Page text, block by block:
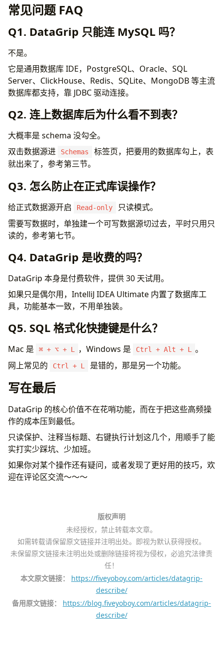
常见问题 FAQ
Q1. DataGrip 只能连 MySQL 吗？
不是。
它是通用数据库 IDE，PostgreSQL、Oracle、SQL
Server、ClickHouse、Redis、SQLite、MongoDB 等主流
数据库都支持，靠 JDBC 驱动连接。
Q2. 连上数据库后为什么看不到表？
大概率是 schema 没勾全。
双击数据源进
Schemas
标签页，把要用的数据库勾上，表
就出来了，参考第三节。
Q3. 怎么防止在正式库误操作？
给正式数据源开启 Read-only
只读模式。
需要写数据时，单独建一个可写数据源切过去，平时只用只
读的，参考第七节。
Q4. DataGrip 是收费的吗？
DataGrip 本身是付费软件，提供 30 天试用。
如果只是偶尔用，IntelliJ IDEA Ultimate 内置了数据库工
具，功能基本一致，不用单独装。
Q5. SQL 格式化快捷键是什么？
Mac 是 ⌘ + ⌥ + L ，Windows 是 Ctrl + Alt + L 。
网上常见的
Ctrl + L 是错的，那是另一个功能。
写在最后
DataGrip 的核心价值不在花哨功能，而在于把这些高频操
作的成本压到最低。
只读保护、注释当标题、右键执行计划这几个，用顺手了能
实打实少踩坑、少加班。
如果你对某个操作还有疑问，或者发现了更好用的技巧，欢
迎在评论区交流～～～
版权声明
未经授权，禁止转载本文章。
如需转载请保留原文链接并注明出处。即视为默认获得授权。
未保留原文链接未注明出处或删除链接将视为侵权，必追究法律责
任！
本文原文链接：
https://fiveyoboy.com/articles/datagrip-
describe/
备用原文链接：
https://blog.fiveyoboy.com/articles/datagrip-
describe/